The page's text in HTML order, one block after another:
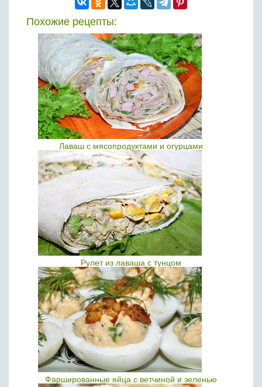
Похожие рецепты:
Лаваш с мясопродуктами и огурцами
Рулет из лаваша с тунцом
Фаршированные яйца с ветчиной и зеленью